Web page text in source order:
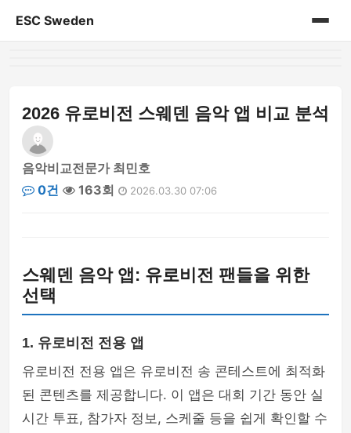
ESC Sweden
2026 유로비전 스웨덴 음악 앱 비교 분석
음악비교전문가 최민호
0건
163회 2026.03.30 07:06
스웨덴 음악 앱: 유로비전 팬들을 위한
선택
1. 유로비전 전용 앱
유로비전 전용 앱은 유로비전 송 콘테스트에 최적화
된 콘텐츠를 제공합니다. 이 앱은 대회 기간 동안 실
시간 투표, 참가자 정보, 스케줄 등을 쉽게 확인할 수